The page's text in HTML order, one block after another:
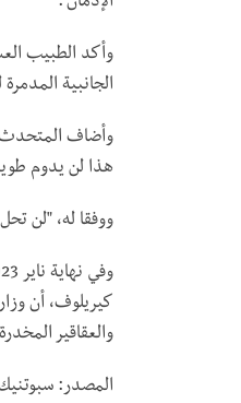
وأكد الطبيب
الجانبية
وأضاف المتحدث:
هذا لن يدوم
ووفقا له، "لن
كيريلوف، أن
والعقاقير
المصدر: